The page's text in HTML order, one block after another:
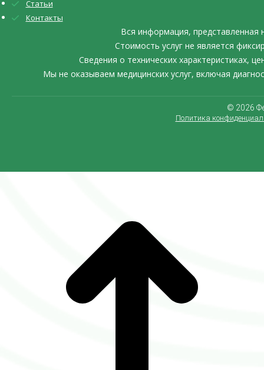
Статьи
Контакты
Вся информация, представленная
Стоимость услуг не является
Сведения о технических характеристиках,
Мы не оказываем медицинских услуг, включая
©️ 2026
Политика